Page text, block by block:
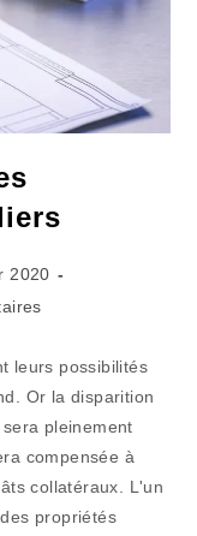
2020
leurs possibilités
Or la disparition
pleinement
compensée à
collatéraux. L'un
propriétés